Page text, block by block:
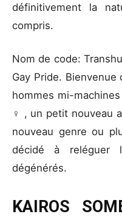
définitivement la
compris.
Nom de code:
Gay Pride. Bienvenue
hommes mi-
♀ , un petit nouveau
nouveau genre ou
décidé à reléguer
dégénérés.
KAIROS